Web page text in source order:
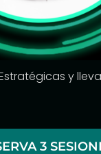
y
3